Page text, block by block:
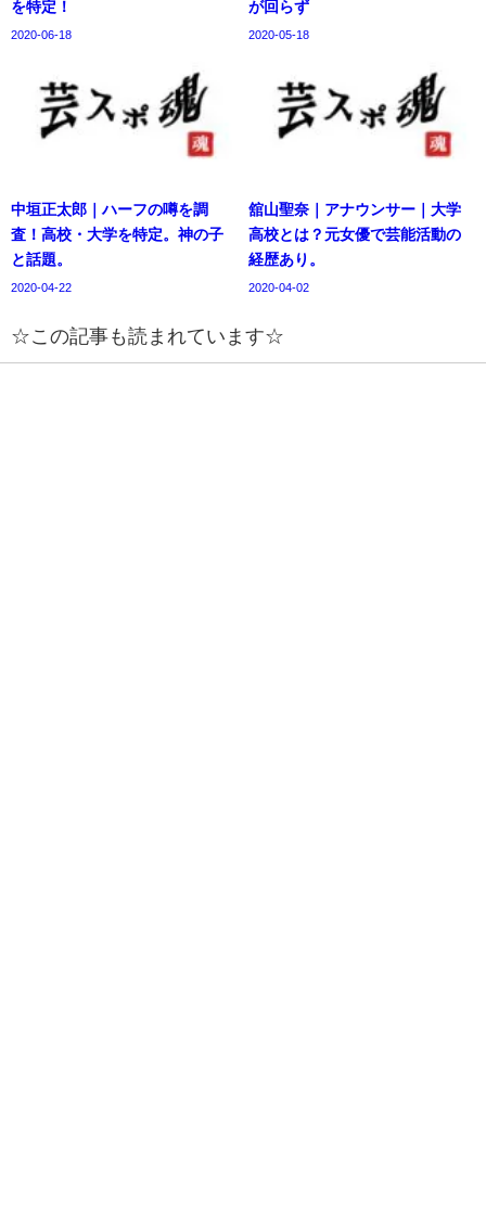
を特定！
2020-06-18
が回らず
2020-05-18
中垣正太郎｜ハーフの噂を調
査！高校・大学を特定。神の子
と話題。
2020-04-22
舘山聖奈｜アナウンサー｜大学
高校とは？元女優で芸能活動の
経歴あり。
2020-04-02
☆この記事も読まれています☆